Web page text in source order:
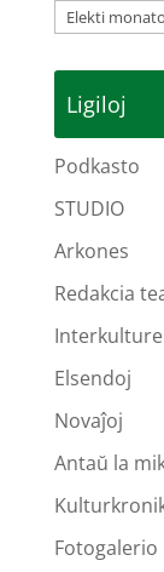
Arkivoj
Ligiloj
Podkasto
STUDIO
Arkones
Redakcia
Interkulture
Elsendoj
Novaĵoj
Antaŭ la
Fotogalerio